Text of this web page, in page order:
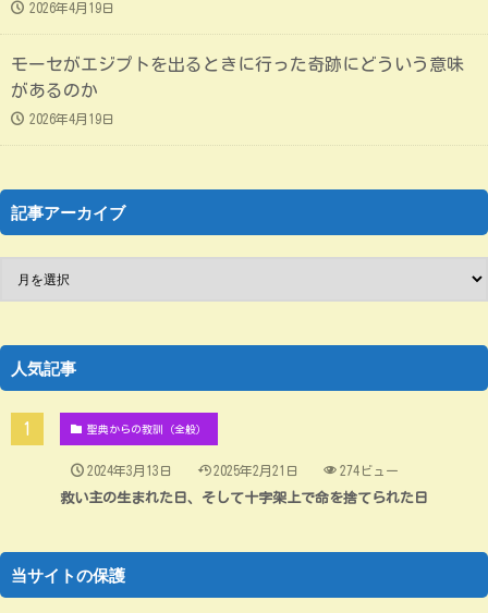
2026年4月19日
モーセがエジプトを出るときに行った奇跡にどういう意味
があるのか
2026年4月19日
記事アーカイブ
人気記事
聖典からの教訓（全般）
2024年3月13日 2025年2月21日 274ビュー
救い主の生まれた日、そして十字架上で命を捨てられた日
当サイトの保護